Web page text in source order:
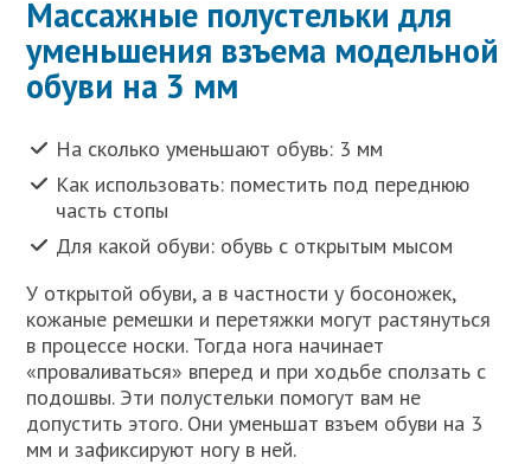
Массажные полустельки для
уменьшения взъема модельной
обуви на 3 мм
На сколько уменьшают обувь: 3 мм
Как использовать: поместить под переднюю
часть стопы
Для какой обуви: обувь с открытым мысом
У открытой обуви, а в частности у босоножек,
кожаные ремешки и перетяжки могут растянуться
в процессе носки. Тогда нога начинает
«проваливаться» вперед и при ходьбе сползать с
подошвы. Эти полустельки помогут вам не
допустить этого. Они уменьшат взъем обуви на 3
мм и зафиксируют ногу в ней.